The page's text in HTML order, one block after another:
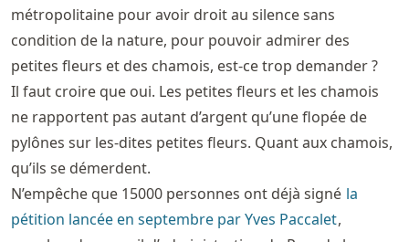
métropolitaine pour avoir droit au silence sans
condition de la nature, pour pouvoir admirer des
petites fleurs et des chamois, est-ce trop demander ?
Il faut croire que oui. Les petites fleurs et les chamois
ne rapportent pas autant d’argent qu’une flopée de
pylônes sur les-dites petites fleurs. Quant aux chamois,
qu’ils se démerdent.
N’empêche que 15000 personnes ont déjà signé la
pétition lancée en septembre par Yves Paccalet,